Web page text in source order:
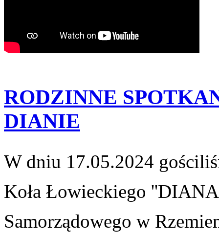
RODZINNE
DIANIE
W dniu 17.05.2024
Koła Łowieckiego
Samorządowego w